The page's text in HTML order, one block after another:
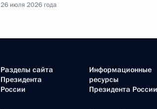
26 июля 2026 года
Разделы сайта
Президента
России
Информационные
ресурсы
Президента России